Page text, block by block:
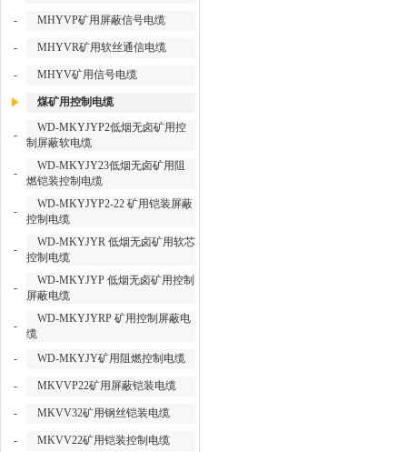
- MHYVP矿用屏蔽信号电缆
- MHYVR矿用软丝通信电缆
- MHYV矿用信号电缆
煤矿用控制电缆
-
WD-MKYJYP2低烟无卤矿用控
制屏蔽软电缆
-
WD-MKYJY23低烟无卤矿用阻
燃铠装控制电缆
-
WD-MKYJYP2-22 矿用铠装屏蔽
控制电缆
-
WD-MKYJYR 低烟无卤矿用软芯
控制电缆
-
WD-MKYJYP 低烟无卤矿用控制
屏蔽电缆
-
WD-MKYJYRP 矿用控制屏蔽电
缆
-
WD-MKYJY矿用阻燃控制电缆
- MKVVP22矿用屏蔽铠装电缆
- MKVV32矿用钢丝铠装电缆
- MKVV22矿用铠装控制电缆